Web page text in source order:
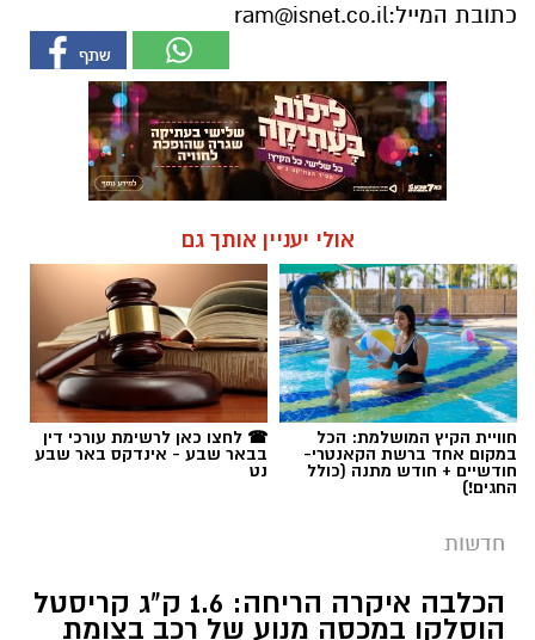
כתובת המייל:ram@isnet.co.il
אולי יעניין אותך גם
חוויית הקיץ המושלמת: הכל
במקום אחד ברשת הקאנטרי-
חודשיים + חודש מתנה (כולל
החגים!)
☎ לחצו כאן לרשימת עורכי דין
בבאר שבע - אינדקס באר שבע
נט
חדשות
הכלבה איקרה הריחה: 1.6 ק"ג קריסטל
הוסלקו במכסה מנוע של רכב בצומת